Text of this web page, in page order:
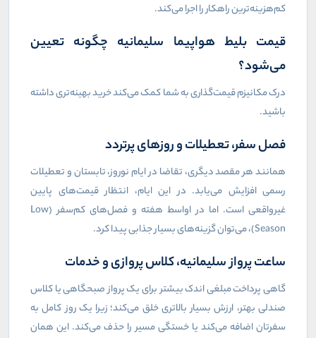
کم‌هزینه‌ترین راهکار را اجرا می‌کند.
قیمت بلیط هواپیما سلیمانیه چگونه تعیین
می‌شود؟
درک مکانیزم قیمت‌گذاری به شما کمک می‌کند خرید بهینه‌تری داشته
باشید.
فصل سفر، تعطیلات و روزهای پرتردد
همانند هر مقصد دیگری، تقاضا در ایام نوروز، تابستان و تعطیلات
رسمی افزایش می‌یابد. در این ایام، انتظار قیمت‌های پایین
غیرواقعی است. اما در اواسط هفته و فصل‌های کم‌سفر (Low
Season)، می‌توان گزینه‌های بسیار جذابی پیدا کرد.
ساعت پرواز سلیمانیه، کلاس پروازی و خدمات
گاهی پرداخت مبلغی اندک بیشتر برای یک پرواز صبحگاهی یا کلاس
صندلی بهتر، ارزش بسیار بالاتری خلق می‌کند؛ زیرا یک روز کامل به
سفرتان اضافه می‌کند یا خستگی مسیر را حذف می‌کند. این همان